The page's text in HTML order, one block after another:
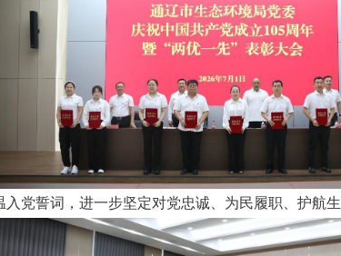
党誓词，进一步坚定对党忠诚、为民履职、护航